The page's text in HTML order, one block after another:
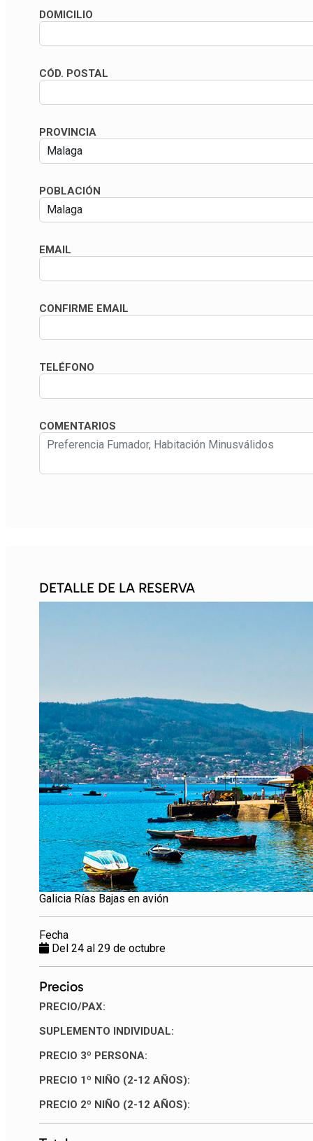
DOMICILIO
CÓD. POSTAL
PROVINCIA
POBLACIÓN
EMAIL
CONFIRME EMAIL
TELÉFONO
COMENTARIOS
DETALLE DE LA RESERVA
Galicia Rías Bajas en avión
Fecha
Del 24 al 29 de octubre
Precios
PRECIO/PAX:
SUPLEMENTO INDIVIDUAL:
PRECIO 3º PERSONA:
PRECIO 1º NIÑO (2-12 AÑOS):
PRECIO 2º NIÑO (2-12 AÑOS):